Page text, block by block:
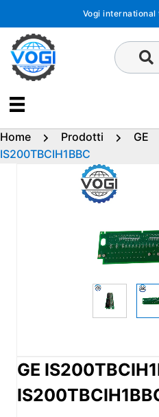
contenuto
Vogi
Home Prodotti GE
IS200TBCIH1BBC
GE